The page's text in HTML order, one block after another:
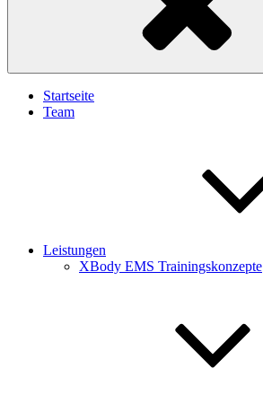
Startseite
Team
Leistungen
XBody EMS Trainingskonzepte